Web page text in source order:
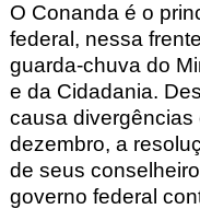
O Conanda é o
federal, nessa
guarda-chuva do
e da Cidadania.
causa divergências
dezembro, a
de seus
governo federal